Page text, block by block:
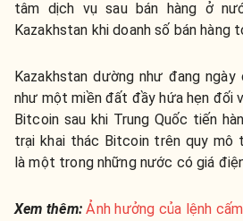
tâm dịch vụ sau bán hàng ở
Kazakhstan khi doanh số bán hàng
Kazakhstan dường như đang
như một miền đất đầy hứa hẹn đối
Bitcoin sau khi Trung Quốc tiến
trại khai thác Bitcoin trên quy mô
là một trong những nước có giá
Xem thêm: Ảnh hưởng của lệnh